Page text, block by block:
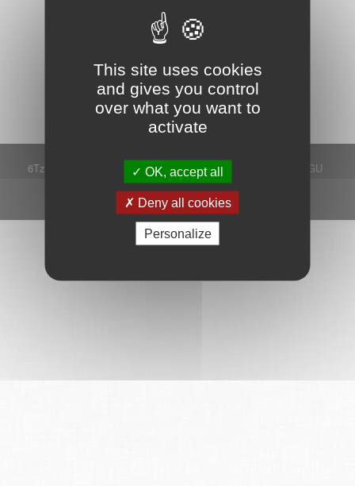
This site uses cookies
and gives you control
over what you want to
activate
OK, accept all
Deny all cookies
Personalize
Mot de passe oublié ? Je crée mon compte
Connexion
6Tzen ©2015 - Tous droits réservés Mentions légales
CGU
Plan du site
FAQ
Contact
Ce service est proposé par6Tzen